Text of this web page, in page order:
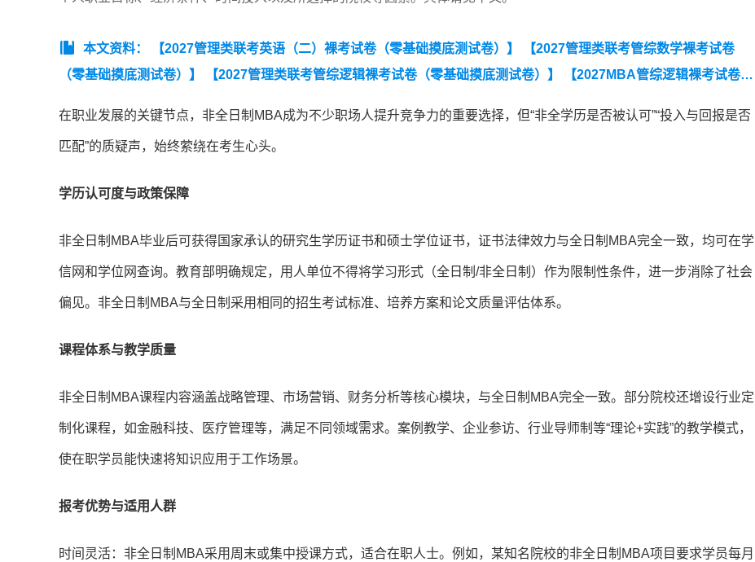
本文资料： 【2027管理类联考英语（二）裸考试卷（零基础摸底测试卷）】
【2027管理类联考管综数学裸考试卷
（零基础摸底测试卷）】
【2027管理类联考管综逻辑裸考试卷（零基础摸底测试卷）】
【2027MBA管综逻辑裸考试卷
在职业发展的关键节点，非全日制MBA成为不少职场人提升竞争力的重要选择，但“非全学历是否被认可”“投入与回报是否
匹配”的质疑声，始终萦绕在考生心头。
学历认可度与政策保障
非全日制MBA毕业后可获得国家承认的研究生学历证书和硕士学位证书，证书法律效力与全日制MBA完全一致，均可在学
信网和学位网查询。教育部明确规定，用人单位不得将学习形式（全日制/非全日制）作为限制性条件，进一步消除了社会
偏见。非全日制MBA与全日制采用相同的招生考试标准、培养方案和论文质量评估体系。
课程体系与教学质量
非全日制MBA课程内容涵盖战略管理、市场营销、财务分析等核心模块，与全日制MBA完全一致。部分院校还增设行业定
制化课程，如金融科技、医疗管理等，满足不同领域需求。案例教学、企业参访、行业导师制等“理论+实践”的教学模式，
使在职学员能快速将知识应用于工作场景。
报考优势与适用人群
时间灵活：非全日制MBA采用周末或集中授课方式，适合在职人士。例如，某知名院校的非全日制MBA项目要求学员每月